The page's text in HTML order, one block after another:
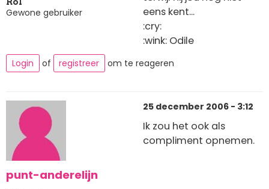
Gewone gebruiker
eens kent...
:cry:
:wink: Odile
Login of registreer om te reageren
punt-anderelijn
25 december 2006 - 3:12
Ik zou het ook als
compliment opnemen.